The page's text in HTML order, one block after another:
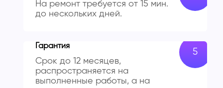
На ремонт требуется от 15 мин.
до нескольких дней.
Гарантия
Срок до 12 месяцев,
распространяется на
выполненные работы, а на